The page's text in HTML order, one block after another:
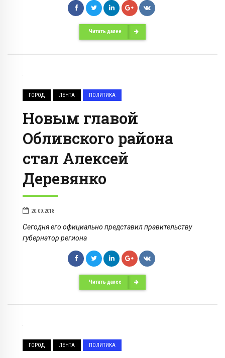
Читать далее
ГОРОД ЛЕНТА ПОЛИТИКА
Новым главой
Обливского района
стал Алексей
Деревянко
20.09.2018
Сегодня его официально представил правительству
губернатор региона
Читать далее
ГОРОД ЛЕНТА ПОЛИТИКА